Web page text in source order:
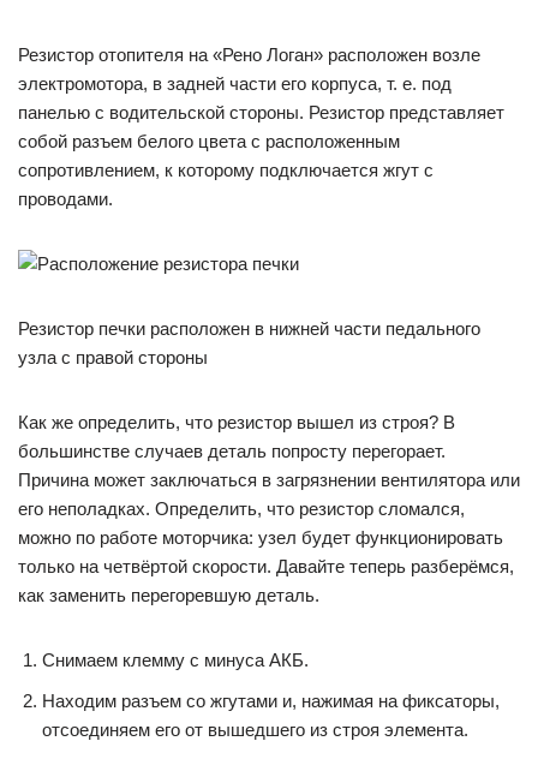
Резистор отопителя на «Рено Логан» расположен возле
электромотора, в задней части его корпуса, т. е. под
панелью с водительской стороны. Резистор представляет
собой разъем белого цвета с расположенным
сопротивлением, к которому подключается жгут с
проводами.
Резистор печки расположен в нижней части педального
узла с правой стороны
Как же определить, что резистор вышел из строя? В
большинстве случаев деталь попросту перегорает.
Причина может заключаться в загрязнении вентилятора или
его неполадках. Определить, что резистор сломался,
можно по работе моторчика: узел будет функционировать
только на четвёртой скорости. Давайте теперь разберёмся,
как заменить перегоревшую деталь.
Снимаем клемму с минуса АКБ.
Находим разъем со жгутами и, нажимая на фиксаторы,
отсоединяем его от вышедшего из строя элемента.